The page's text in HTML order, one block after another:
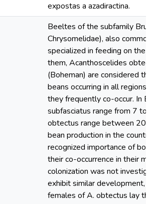
expostas a azadiractina.
Beeltes of the subfamily
Chrysomelidae), also
specialized in feeding on the
them, Acanthoscelides
(Boheman) are considered
beans occurring in all
they frequently co-occur. In
subfasciatus range from 7 to
obtectus range between 20
bean production in the
recognized importance of
their co-occurrence in their
colonization was not
exhibit similar development,
females of A. obtectus lay